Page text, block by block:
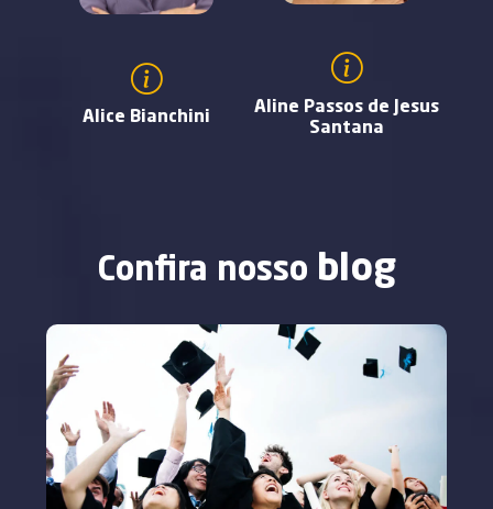
Alice Bianchini
Aline Passos de Jesus
Santana
Confira nosso blog